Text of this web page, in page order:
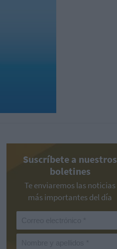
Suscríbete a nuestros
boletines
Te enviaremos las noticias
más importantes del día